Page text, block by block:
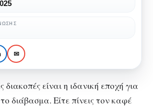
που αξίζει να
μαζί σου στις
✉
διακοπές είναι η ιδανική εποχή για
διάβασμα. Είτε πίνεις τον καφέ